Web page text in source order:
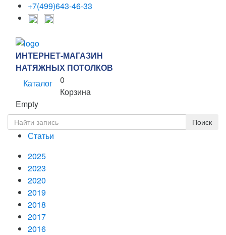
+7(499)643-46-33
ИНТЕРНЕТ-МАГАЗИН
НАТЯЖНЫХ ПОТОЛКОВ
Каталог
0
Корзина
Empty
Статьи
2025
2023
2020
2019
2018
2017
2016